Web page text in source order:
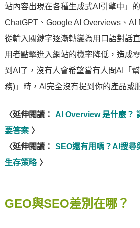
站內容出現在各種生成式AI引擎中」
ChatGPT、Google AI Overviews、AI
從輸入關鍵字逐漸轉變為用口語對話
用者點擊進入網站的機率降低，造成
到AI了，沒有人會希望當有人問AI「
務)」時，AI完全沒有提到你的產品或
〈延伸閱讀：
AI Overview 是什麼？
要答案 〉
〈延伸閱讀：
SEO還有用嗎？AI搜尋
生存策略 〉
GEO與SEO差別在哪？